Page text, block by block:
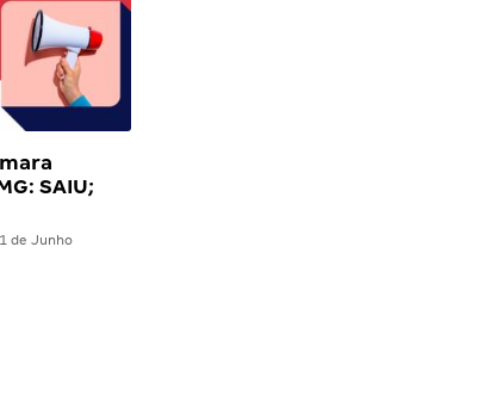
SAIU;
de Junho